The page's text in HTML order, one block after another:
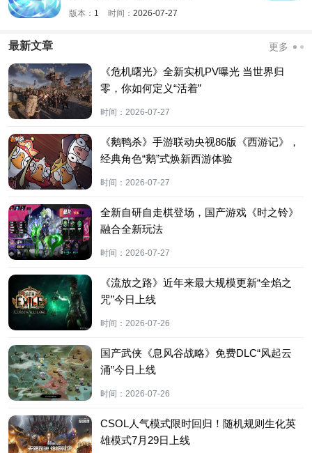
版本： 1 时间： 2026-07-27
最新文章 更多
《危机曙光》全新实机PV曝光 当世界归
零，你如何定义“活着”
时间： 2026-07-27
《鹅鸭杀》手游联动央视86版《西游记》，
经典角色“鹅”式焕新西游体验
时间： 2026-07-27
全新自研自走棋登场，国产游戏《时之铃》
融合全新玩法
时间： 2026-07-27
《流放之路》近年来最大规模更新“全焰之
咒”今日上线
时间： 2026-07-26
国产武侠《息风谷战略》免费DLC“风起云
涌”今日上线
时间： 2026-07-26
CSOL人气模式限时回归！随机规则生化英
雄模式7月29日上线